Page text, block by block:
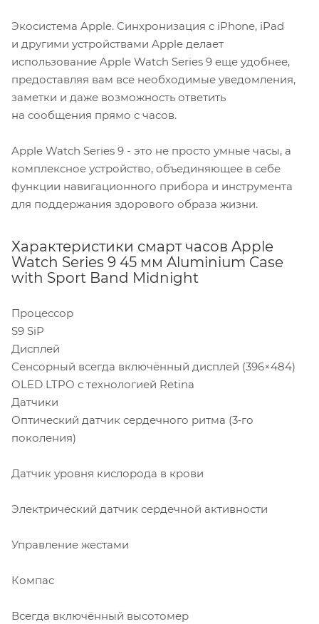
Экосистема Apple. Синхронизация с iPhone, iPad
и другими устройствами Apple делает
использование Apple Watch Series 9 еще удобнее,
предоставляя вам все необходимые уведомления,
заметки и даже возможность ответить
на сообщения прямо с часов.
Apple Watch Series 9 - это не просто умные часы, а
комплексное устройство, объединяющее в себе
функции навигационного прибора и инструмента
для поддержания здорового образа жизни.
Характеристики смарт часов Apple
Watch Series 9 45 мм Aluminium Case
with Sport Band Midnight
Процессор
S9 SiP
Дисплей
Сенсорный всегда включённый дисплей (396×484)
OLED LTPO с технологией Retina
Датчики
Оптический датчик сердечного ритма (3‑го
поколения)
Датчик уровня кислорода в крови
Электрический датчик сердечной активности
Управление жестами
Компас
Всегда включённый высотомер